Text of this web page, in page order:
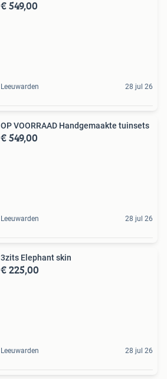
€ 549,00
Leeuwarden 28 jul 26
OP VOORRAAD Handgemaakte tuinsets
€ 549,00
Leeuwarden 28 jul 26
3zits Elephant skin
€ 225,00
Leeuwarden 28 jul 26